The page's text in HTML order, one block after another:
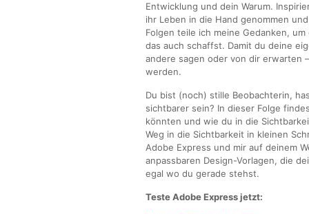
Entwicklung und dein Warum.
ihr Leben in die Hand genommen
Folgen teile ich meine Gedanken,
das auch schaffst. Damit du deine
andere sagen oder von dir erwarten
werden.
Du bist (noch) stille Beobachterin,
sichtbarer sein? In dieser Folge
könnten und wie du in die
Weg in die Sichtbarkeit in kleinen
Adobe Express und mir auf deinem
anpassbaren Design-Vorlagen, die
egal wo du gerade stehst.
Teste Adobe Express jetzt: